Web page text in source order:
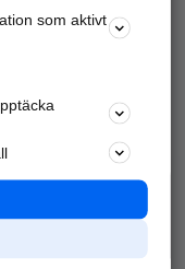
nära dig.
sökningar
som aktivt